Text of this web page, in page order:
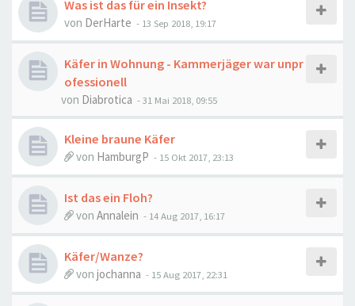
Was ist das für ein Insekt?
von DerHarte - 13 Sep 2018, 19:17
Käfer in Wohnung - Kammerjäger war unpr
ofessionell
von Diabrotica -31 Mai 2018, 09:55
Kleine braune Käfer
von HamburgP - 15 Okt 2017, 23:13
Ist das ein Floh?
von Annalein - 14 Aug 2017, 16:17
Käfer/Wanze?
von jochanna - 15 Aug 2017, 22:31